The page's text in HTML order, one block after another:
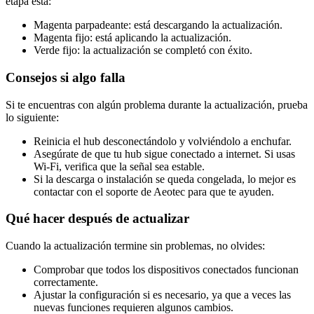
Magenta parpadeante: está descargando la actualización.
Magenta fijo: está aplicando la actualización.
Verde fijo: la actualización se completó con éxito.
Consejos si algo falla
Si te encuentras con algún problema durante la actualización, prueba
lo siguiente:
Reinicia el hub desconectándolo y volviéndolo a enchufar.
Asegúrate de que tu hub sigue conectado a internet. Si usas
Wi-Fi, verifica que la señal sea estable.
Si la descarga o instalación se queda congelada, lo mejor es
contactar con el soporte de Aeotec para que te ayuden.
Qué hacer después de actualizar
Cuando la actualización termine sin problemas, no olvides:
Comprobar que todos los dispositivos conectados funcionan
correctamente.
Ajustar la configuración si es necesario, ya que a veces las
nuevas funciones requieren algunos cambios.